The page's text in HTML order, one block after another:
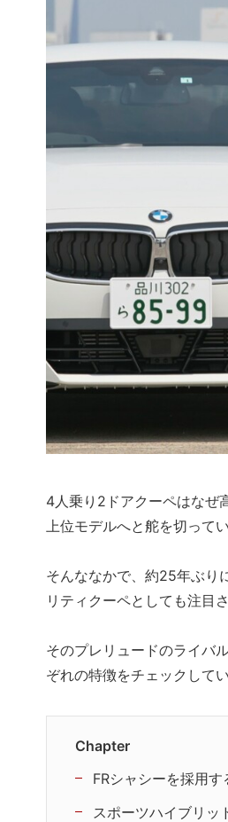
4人乗り2ドアクーペはなぜ
上位モデルへと舵を切ってい
そんななかで、約25年ぶり
リティクーペとしても注目
そのプレリュードのライバ
ぞれの特徴をチェックしてい
Chapter
FRシャシーを採用
スポーツハイブリッ